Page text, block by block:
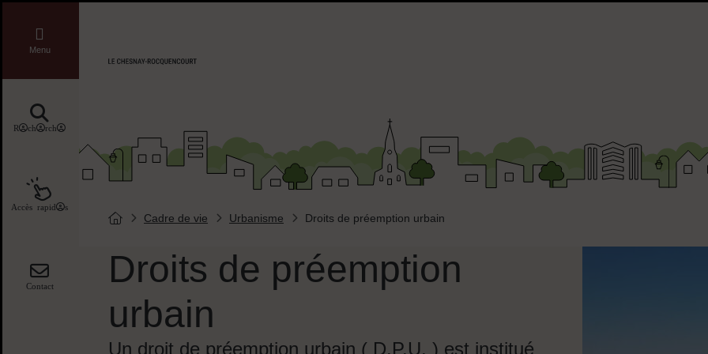
Menu
Recherche
Accès rapides
Contact
Droits de préemption
urbain
Un droit de préemption urbain ( D.P.U. ) est institué
Vous êtes ici :
Page d'accueil du site
Cadre de vie Urbanisme Droits de préemption urbain